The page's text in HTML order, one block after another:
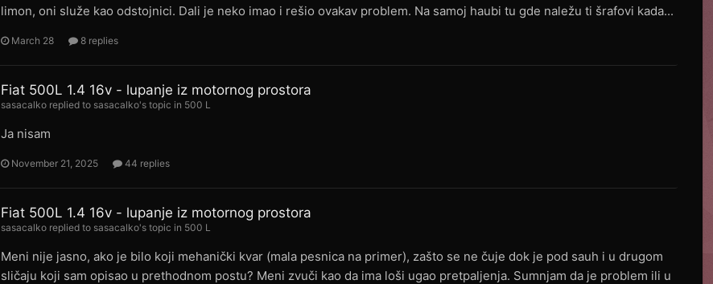
limon, oni služe kao odstojnici. Dali je neko imao i rešio ovakav problem. Na samoj haubi tu gde naležu ti šrafovi kada...
March 28 8 replies
Fiat 500L 1.4 16v - lupanje iz motornog prostora
sasacalko replied to sasacalko's topic in 500 L
Ja nisam
November 21, 2025 44 replies
Fiat 500L 1.4 16v - lupanje iz motornog prostora
sasacalko replied to sasacalko's topic in 500 L
Meni nije jasno, ako je bilo koji mehanički kvar (mala pesnica na primer), zašto se ne čuje dok je pod sauh i u drugom
sličaju koji sam opisao u prethodnom postu? Meni zvuči kao da ima loši ugao pretpaljenja. Sumnjam da je problem ili u